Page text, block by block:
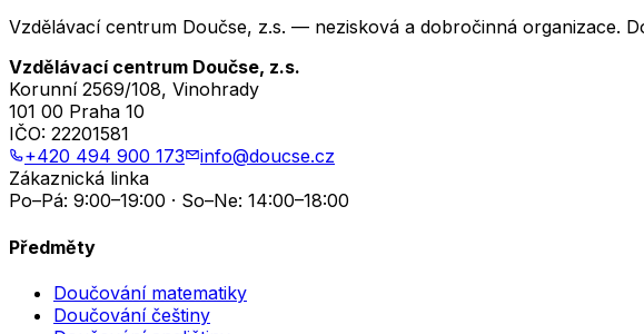
Vzdělávací centrum Doučse, z.s. — nezisková a dobročinná organizace.
Vzdělávací centrum Doučse, z.s.
Korunní 2569/108, Vinohrady
101 00 Praha 10
IČO: 22201581
+420 494 900 173
info@doucse.cz
Zákaznická linka
Po–Pá: 9:00–19:00 · So–Ne: 14:00–18:00
Předměty
Doučování matematiky
Doučování češtiny